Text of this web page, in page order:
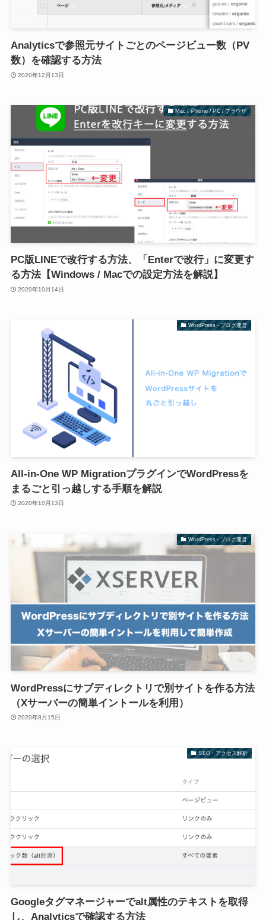
Analyticsで参照元サイトごとのページビュー数（PV
数）を確認する方法
2020年12月13日
Mac / iPhone / PC / ブラウザ
PC版LINEで改行する方法、「Enterで改行」に変更す
る方法【Windows / Macでの設定方法を解説】
2020年10月14日
WordPress・ブログ運営
All-in-One WP MigrationプラグインでWordPressを
まるごと引っ越しする手順を解説
2020年10月13日
WordPress・ブログ運営
WordPressにサブディレクトリで別サイトを作る方法
（Xサーバーの簡単イントールを利用）
2020年8月15日
SEO・アクセス解析
Googleタグマネージャーでalt属性のテキストを取得
し、Analyticsで確認する方法